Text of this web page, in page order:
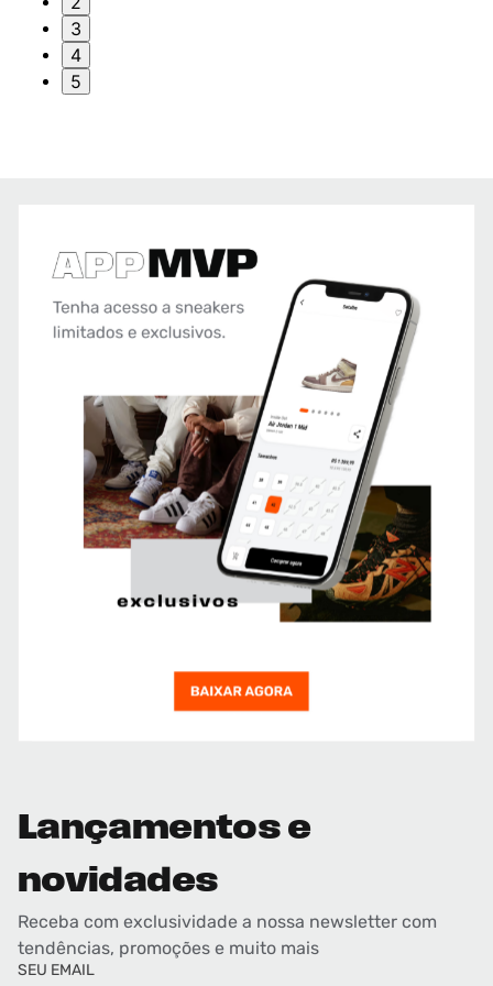
3
4
5
Lançamentos e
novidades
Receba com exclusividade a nossa newsletter com
tendências, promoções e muito mais
SEU EMAIL